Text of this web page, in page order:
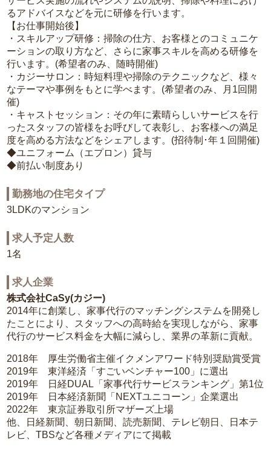
るアドバイスなどを元に研修を行います。
【お仕事開始後】
・スキルアップ研修：掃除の仕方、お客様とのコミュニケ
ーションの取り方など、さらに家事スキルを高める研修を
行います。(希望者のみ、随時開催)
・カジーサロン：時短料理や掃除のテクニックなど、様々
なテーマや事例をもとに学べます。(希望者のみ、月1回開
催)
・キャストセッション：その年に素晴らしいサービスを行
ったスタッフの皆様をお呼びして表彰し、お客様への満足
度を高める方法などをシェアします。(招待制･年１回開催)
◆ユニフォーム（エプロン）貸与
◆前払い制度あり
勤務地の住宅タイプ
3LDKのマンション
求人予定人数
1名
求人企業
株式会社CaSy(カジー)
2014年に創業し、家事代行のマッチングシステムを開発し
たことにより、スタッフへの高時給を実現しながら、家事
代行のサービス料金を大幅に減らし、業界の革新に貢献。
2018年 厚生労働省主催イクメンアワード特別奨励賞受賞
2019年 東洋経済「すごいベンチャー100」に選出
2019年 日経DUAL「家事代行サービスランキング」第1位
2019年 日本経済新聞「NEXTユニコーン」企業選出
2022年 東京証券取引所マザーズ上場
他、日経新聞、朝日新聞、読売新聞、テレビ朝日、日本テ
レビ、TBSなど各種メディアにて掲載